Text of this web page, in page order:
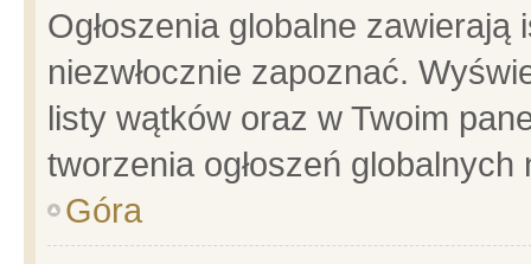
Ogłoszenia globalne
niezwłocznie zapoznać.
listy wątków oraz w Twoim
tworzenia ogłoszeń
Góra